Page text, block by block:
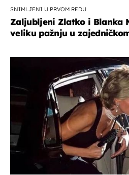
SNIMLJENI U PRVOM REDU
Zaljubljeni Zlatko i Blanka
veliku pažnju u